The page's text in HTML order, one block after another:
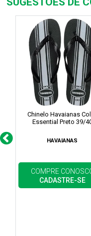
Chinelo Havaianas
Essential Preto 39/
HAVAIANAS
COMPRE
CADASTRE-SE